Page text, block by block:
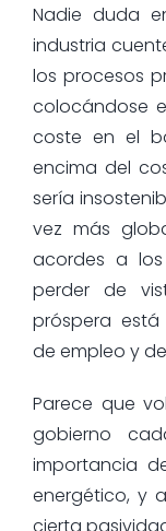
Nadie duda
industria
los procesos
colocándose
coste en el
encima del
sería
vez más
acordes a
perder de
próspera
de empleo y
Parece que
gobierno
importancia
energético, y